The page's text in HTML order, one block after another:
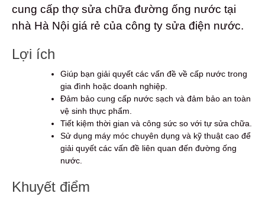
cung cấp thợ sửa chữa đường ống nước tại
nhà Hà Nội giá rẻ của công ty sửa điện nước.
Lợi ích
Giúp bạn giải quyết các vấn đề về cấp nước trong
gia đình hoặc doanh nghiệp.
Đảm bảo cung cấp nước sạch và đảm bảo an toàn
vệ sinh thực phẩm.
Tiết kiệm thời gian và công sức so với tự sửa chữa.
Sử dụng máy móc chuyên dụng và kỹ thuật cao để
giải quyết các vấn đề liên quan đến đường ống
nước.
Khuyết điểm